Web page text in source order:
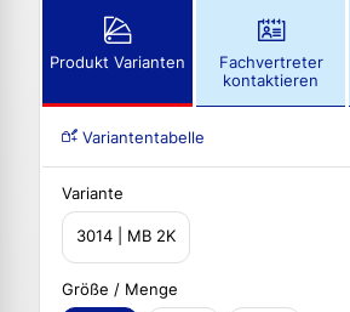
Produkt Varianten
Fachvertreter
kontaktieren
Variantentabelle
Variante
3014 | MB 2K
Größe / Menge